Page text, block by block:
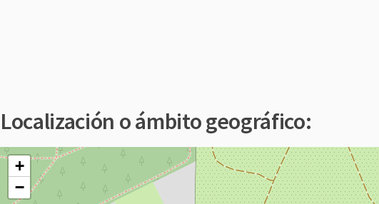
Localización o ámbito geográfico:
+
−